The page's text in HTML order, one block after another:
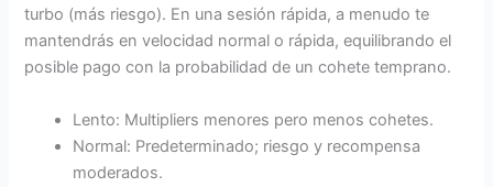
turbo (más riesgo). En una sesión rápida, a menudo te
mantendrás en velocidad normal o rápida, equilibrando el
posible pago con la probabilidad de un cohete temprano.
Lento: Multipliers menores pero menos cohetes.
Normal: Predeterminado; riesgo y recompensa
moderados.